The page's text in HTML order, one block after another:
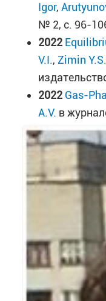
Igor,
№ 2, с. 96-
2022
V.I., Zimin Y.S.
2022 Gas-
A.V. в